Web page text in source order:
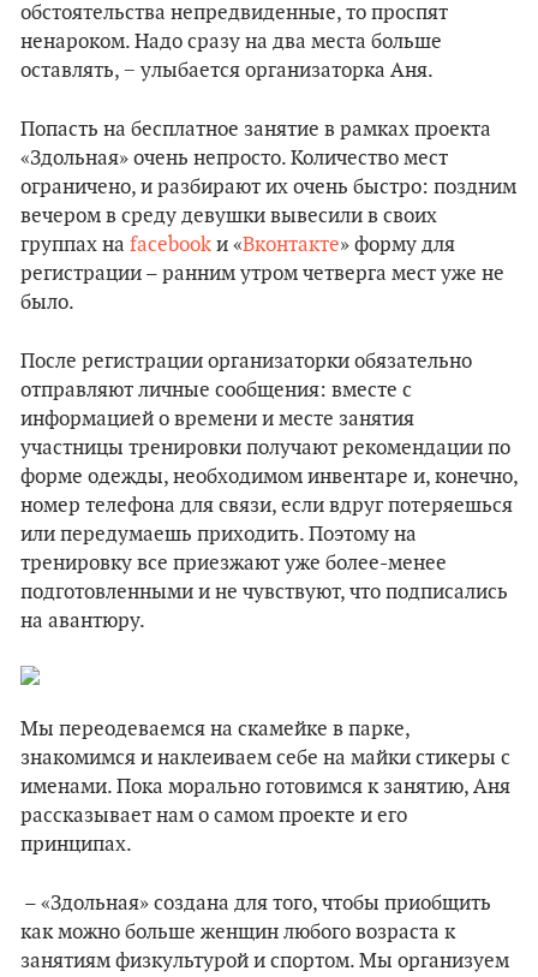
обстоятельства непредвиденные, то проспят
ненароком. Надо сразу на два места больше
оставлять, − улыбается организаторка Аня.
Попасть на бесплатное занятие в рамках проекта
«Здольная» очень непросто. Количество мест
ограничено, и разбирают их очень быстро: поздним
вечером в среду девушки вывесили в своих
группах на facebook и «Вконтакте» форму для
регистрации – ранним утром четверга мест уже не
было.
После регистрации организаторки обязательно
отправляют личные сообщения: вместе с
информацией о времени и месте занятия
участницы тренировки получают рекомендации по
форме одежды, необходимом инвентаре и, конечно,
номер телефона для связи, если вдруг потеряешься
или передумаешь приходить. Поэтому на
тренировку все приезжают уже более-менее
подготовленными и не чувствуют, что подписались
на авантюру.
Мы переодеваемся на скамейке в парке,
знакомимся и наклеиваем себе на майки стикеры с
именами. Пока морально готовимся к занятию, Аня
рассказывает нам о самом проекте и его
принципах.
– «Здольная» создана для того, чтобы приобщить
как можно больше женщин любого возраста к
занятиям физкультурой и спортом. Мы организуем